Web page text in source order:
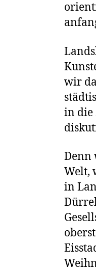
wir
in die
Denn
Welt,
in